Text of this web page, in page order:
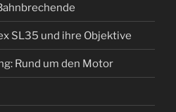
SL35 und ihre Objektive
Rund um den Motor